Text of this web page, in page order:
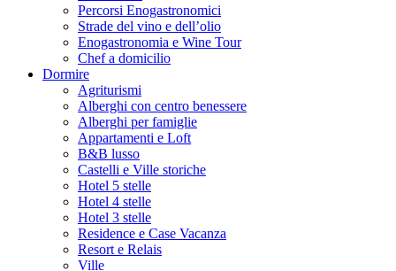
Percorsi Enogastronomici
Strade del vino e dell’olio
Enogastronomia e Wine Tour
Chef a domicilio
Dormire
Agriturismi
Alberghi con centro benessere
Alberghi per famiglie
Appartamenti e Loft
B&B lusso
Castelli e Ville storiche
Hotel 5 stelle
Hotel 4 stelle
Hotel 3 stelle
Residence e Case Vacanza
Resort e Relais
Ville